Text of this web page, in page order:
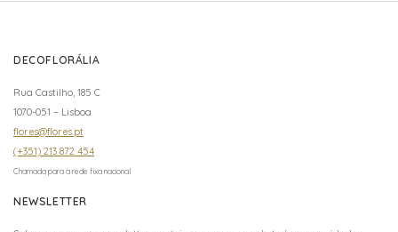
DECOFLORÁLIA
Rua Castilho, 185 C
1070-051 – Lisboa
flores@flores.pt
(+351) 213 872 454
Chamada para a rede fixa nacional
NEWSLETTER